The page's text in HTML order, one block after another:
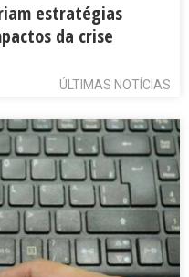
estratégias
da crise
ÚLTIMAS NOTÍCIAS